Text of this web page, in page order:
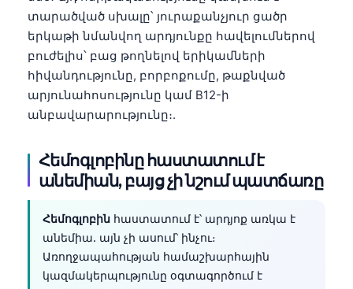
տարածված սխալը՝ յուրաքանչյուր ցածր
երկաթի նմանվող արդյունքը հավելումներով
բուժելիս՝ բաց թողնելով երիկամների
հիվանդությունը, բորբոքումը, թաքնված
արյունահոսությունը կամ B12-ի
անբավարարությունը։.
Հեմոգլոբինը հաստատում է
անեմիան, բայց չի նշում պատճառը
Հեմոգլոբին հաստատում է՝ արդյոք առկա է
անեմիա. այն չի ասում՝ ինչու։
Առողջապահության համաշխարհային
կազմակերպությունը օգտագործում է